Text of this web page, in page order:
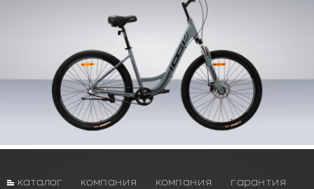
каталог компания компания
гарантия